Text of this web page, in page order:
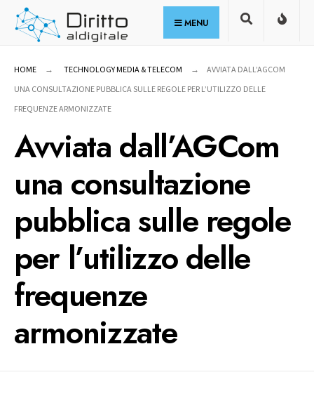
Skip
MENU
HOME TECHNOLOGY MEDIA & TELECOM
AVVIATA DALL’AGCOM
UNA CONSULTAZIONE PUBBLICA SULLE REGOLE PER L’UTILIZZO DELLE
FREQUENZE ARMONIZZATE
Avviata dall’AGCom
una consultazione
pubblica sulle regole
per l’utilizzo delle
frequenze
armonizzate